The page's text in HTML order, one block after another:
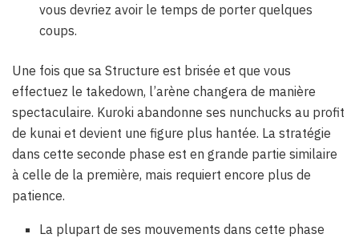
vous devriez avoir le temps de porter quelques
coups.
Une fois que sa Structure est brisée et que vous
effectuez le takedown, l’arène changera de manière
spectaculaire. Kuroki abandonne ses nunchucks au profit
de kunai et devient une figure plus hantée. La stratégie
dans cette seconde phase est en grande partie similaire
à celle de la première, mais requiert encore plus de
patience.
La plupart de ses mouvements dans cette phase